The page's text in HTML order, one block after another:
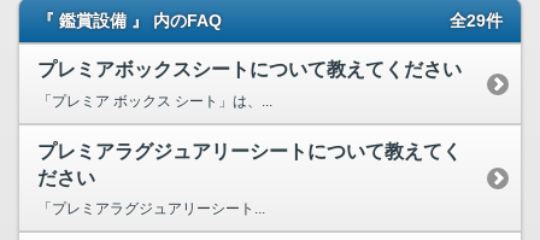
『 鑑賞設備 』 内のFAQ 全29件
プレミアボックスシートについて教えてください
「プレミア ボックス シート」は、...
プレミアラグジュアリーシートについて教えてく
ださい
「プレミアラグジュアリーシート...